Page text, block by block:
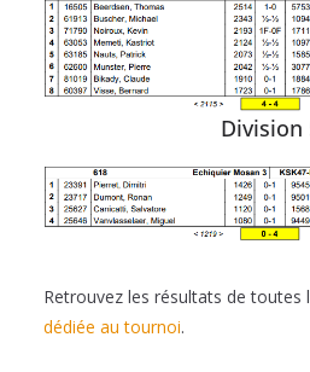
Division
Retrouvez les résultats de toutes
dédiée au tournoi.